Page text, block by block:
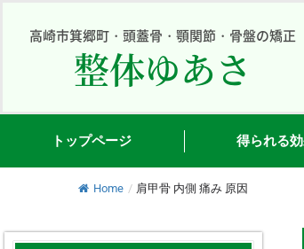
ッ
高崎市箕郷町・頭蓋骨・顎関節・骨盤の矯正
整体ゆあさ
トップページ 得られる
Home / 肩甲骨 内側 痛み 原因